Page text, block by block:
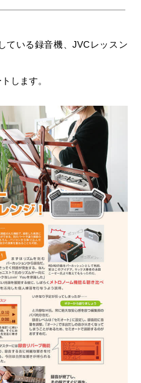
ている録音機、JVCレッスン
します。